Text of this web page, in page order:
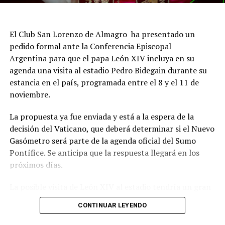
El Club San Lorenzo de Almagro ha presentado un
pedido formal ante la Conferencia Episcopal
Argentina para que el papa León XIV incluya en su
agenda una visita al estadio Pedro Bidegain durante su
estancia en el país, programada entre el 8 y el 11 de
noviembre.
La propuesta ya fue enviada y está a la espera de la
decisión del Vaticano, que deberá determinar si el Nuevo
Gasómetro será parte de la agenda oficial del Sumo
Pontífice. Se anticipa que la respuesta llegará en los
próximos días.
significado simbólico para San Lorenzo, dado el
histórico vínculo entre la institución y la Iglesia
CONTINUAR LEYENDO